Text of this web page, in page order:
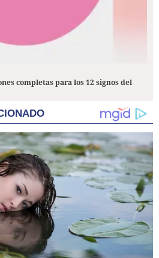
completas para los 12 signos del